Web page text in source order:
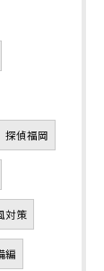
探偵福岡
対策
編